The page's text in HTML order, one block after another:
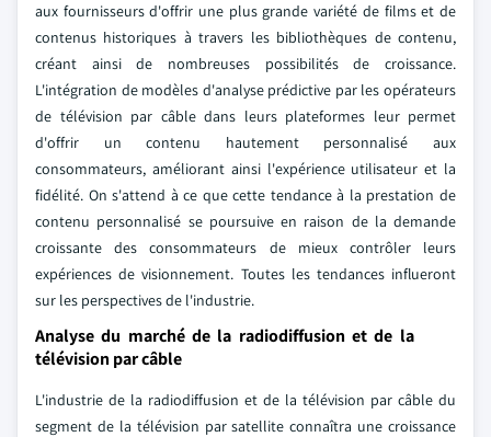
aux fournisseurs d'offrir une plus grande variété de films et de
contenus historiques à travers les bibliothèques de contenu,
créant ainsi de nombreuses possibilités de croissance.
L'intégration de modèles d'analyse prédictive par les opérateurs
de télévision par câble dans leurs plateformes leur permet
d'offrir un contenu hautement personnalisé aux
consommateurs, améliorant ainsi l'expérience utilisateur et la
fidélité. On s'attend à ce que cette tendance à la prestation de
contenu personnalisé se poursuive en raison de la demande
croissante des consommateurs de mieux contrôler leurs
expériences de visionnement. Toutes les tendances influeront
sur les perspectives de l'industrie.
Analyse du marché de la radiodiffusion et de la
télévision par câble
L'industrie de la radiodiffusion et de la télévision par câble du
segment de la télévision par satellite connaîtra une croissance